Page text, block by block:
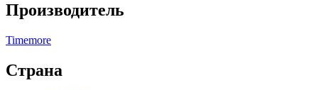
Производитель
Timemore
Страна